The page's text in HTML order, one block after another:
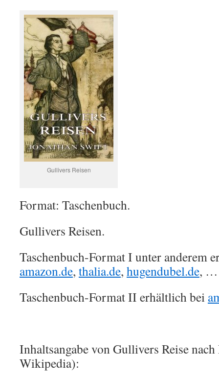
Gullivers Reisen
Format: Taschenbuch.
Gullivers Reisen.
Taschenbuch-Format I unter anderem
amazon.de, thalia.de, hugendubel.de, …
Taschenbuch-Format II erhältlich bei
Inhaltsangabe von Gullivers Reise
Wikipedia):